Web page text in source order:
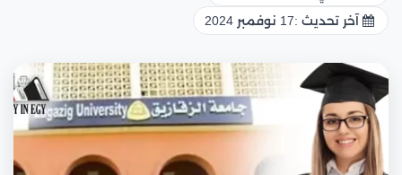
آخر تحديث :17 نوفمبر 2024